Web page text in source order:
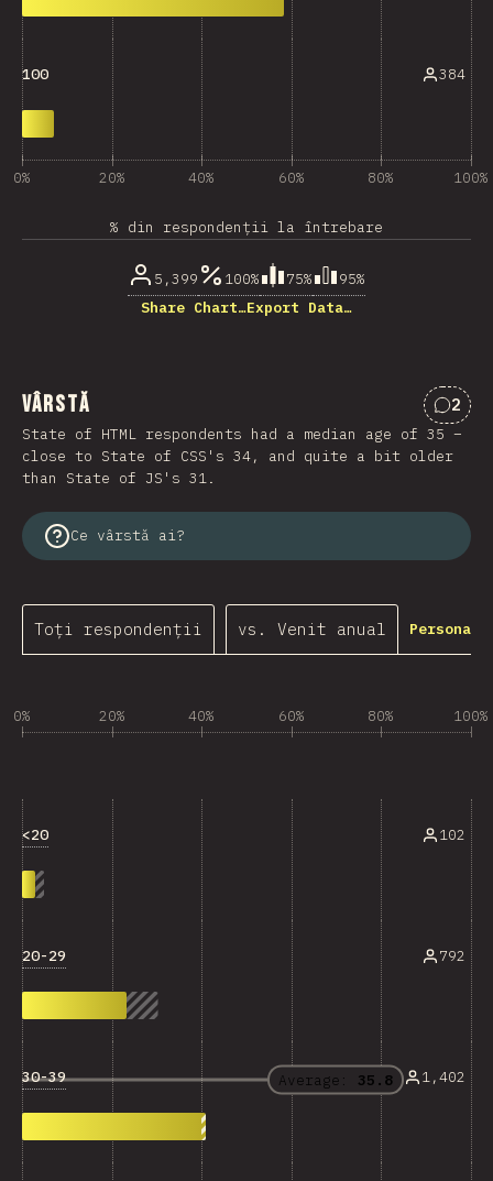
100 384
0% 20% 40% 60% 80% 100%
% din respondenții la întrebare
5,399 100% 75%
95%
Share Chart…Export Data…
Vârstă 2
State of HTML respondents had a median age of 35 –
close to State of CSS's 34, and quite a bit older
than State of JS's 31.
Ce vârstă ai?
Toți respondenții vs. Venit anual
0% 20% 40% 60% 80% 100%
Average: 35.8
<20 102
20-29 792
30-39 1,402